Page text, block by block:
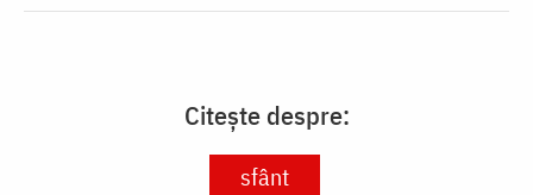
Citește despre:
sfânt